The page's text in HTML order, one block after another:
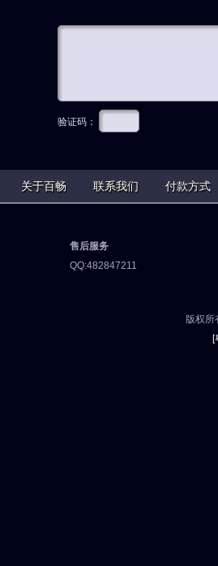
验证码：
关于百畅 联系我们 付款方式
售后服务
QQ:482847211
版权
[